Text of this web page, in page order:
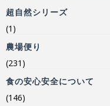
超自然シリーズ
(1)
農場便り
(231)
食の安心安全について
(146)